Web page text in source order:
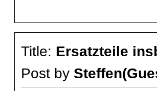
Title: Ersatzteile
Post by